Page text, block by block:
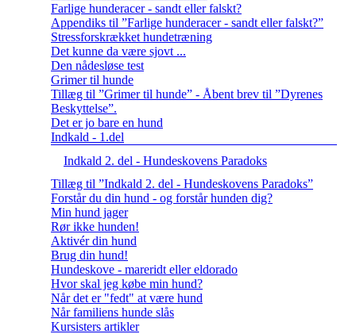
Farlige hunderacer - sandt eller falskt?
Appendiks til ”Farlige hunderacer - sandt eller falskt?”
Stressforskrækket hundetræning
Det kunne da være sjovt ...
Den nådesløse test
Grimer til hunde
Tillæg til ”Grimer til hunde” - Åbent brev til ”Dyrenes
Beskyttelse”.
Det er jo bare en hund
Indkald - 1.del
Indkald 2. del - Hundeskovens Paradoks
Tillæg til ”Indkald 2. del - Hundeskovens Paradoks”
Forstår du din hund - og forstår hunden dig?
Min hund jager
Rør ikke hunden!
Aktivér din hund
Brug din hund!
Hundeskove - mareridt eller eldorado
Hvor skal jeg købe min hund?
Når det er "fedt" at være hund
Når familiens hunde slås
Kursisters artikler